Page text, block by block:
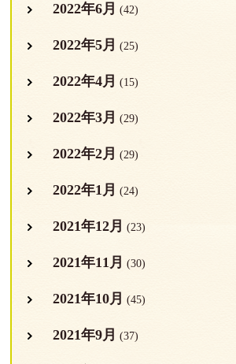
2022年6月 (42)
2022年5月 (25)
2022年4月 (15)
2022年3月 (29)
2022年2月 (29)
2022年1月 (24)
2021年12月 (23)
2021年11月 (30)
2021年10月 (45)
2021年9月 (37)